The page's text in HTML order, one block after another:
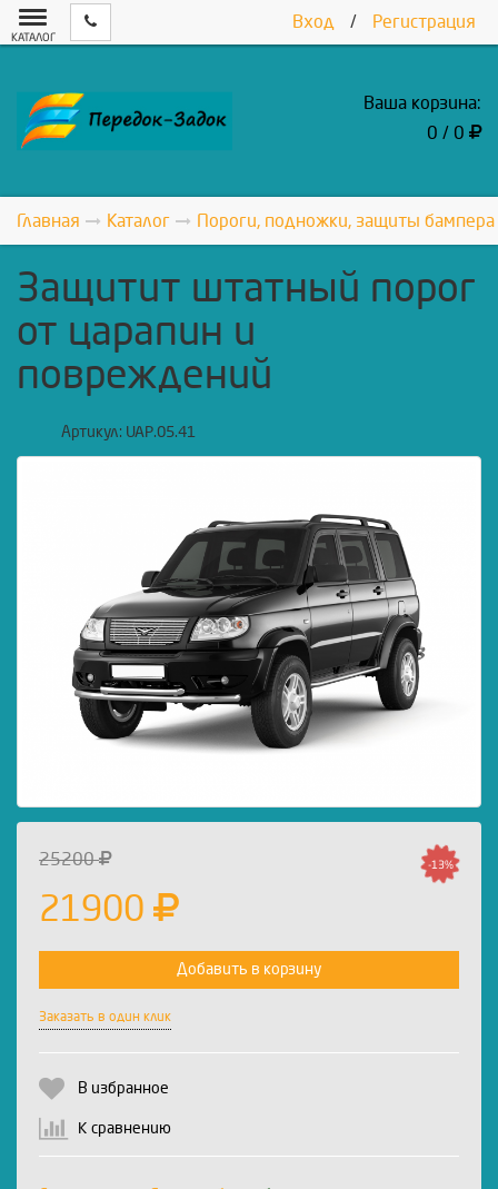
Вход / Регистрация
КАТАЛОГ
Ваша корзина:
0 / 0
Главная Каталог Пороги, подножки, защиты
Защитит штатный порог
от царапин и
повреждений
Артикул: UAP.05.41
25200
21900
-13%
Добавить в корзину
Заказать в один клик
В избранное
К сравнению